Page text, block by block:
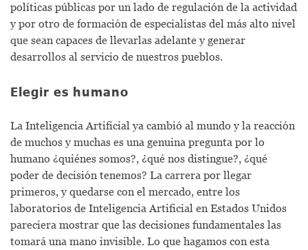
políticas públicas por un lado de regulación de la actividad
y por otro de formación de especialistas del más alto nivel
que sean capaces de llevarlas adelante y generar
desarrollos al servicio de nuestros pueblos.
Elegir es humano
La Inteligencia Artificial ya cambió al mundo y la reacción
de muchos y muchas es una genuina pregunta por lo
humano ¿quiénes somos?, ¿qué nos distingue?, ¿qué
poder de decisión tenemos? La carrera por llegar
primeros, y quedarse con el mercado, entre los
laboratorios de Inteligencia Artificial en Estados Unidos
pareciera mostrar que las decisiones fundamentales las
tomará una mano invisible. Lo que hagamos con esta